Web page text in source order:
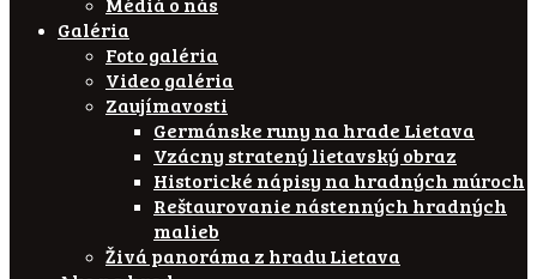
Galéria
Foto galéria
Video galéria
Zaujímavosti
Germánske runy na hrade Lietava
Vzácny stratený lietavský obraz
Historické nápisy na hradných múroch
Reštaurovanie nástenných hradných
malieb
Živá panoráma z hradu Lietava